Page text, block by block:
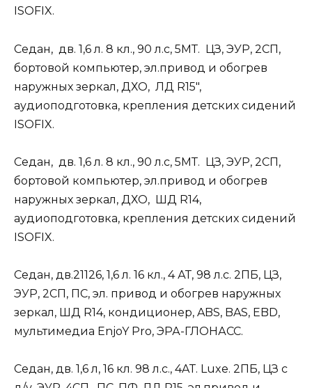
ISOFIX.
Седан, дв. 1,6 л. 8 кл., 90 л.с, 5МТ. ЦЗ, ЭУР, 2СП,
бортовой компьютер, эл.привод и обогрев
наружных зеркал, ДХО, ЛД R15″,
аудиоподготовка, крепления детских сидений
ISOFIX.
Седан, дв. 1,6 л. 8 кл., 90 л.с, 5МТ. ЦЗ, ЭУР, 2СП,
бортовой компьютер, эл.привод и обогрев
наружных зеркал, ДХО, ШД R14,
аудиоподготовка, крепления детских сидений
ISOFIX.
Седан, дв.21126, 1,6 л. 16 кл., 4 АТ, 98 л.с. 2ПБ, ЦЗ,
ЭУР, 2СП, ПС, эл. привод и обогрев наружных
зеркал, ШД R14, кондиционер, ABS, BAS, ЕBD,
мультимедиа EnjoY Pro, ЭРА-ГЛОНАСС.
Седан, дв. 1,6 л, 16 кл. 98 л.с., 4AТ. Luxe. 2ПБ, ЦЗ с